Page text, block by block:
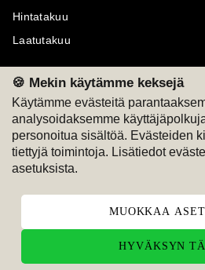
🍪 Mekin käytämme keksejä
Käytämme evästeitä
analysoidaksemme
personoitua sisältöä. Evästeiden
tiettyjä toimintoja. Lisätiedot
asetuksista.
MUOKKAA
HYVÄKSYN
Hintatakuu
Laatutakuu
Maksutavat
M